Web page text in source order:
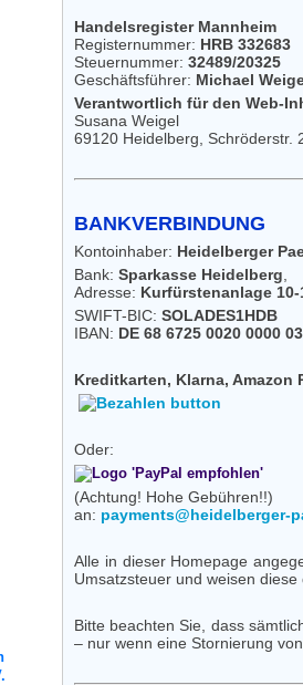
Handelsregister Mannheim
Registernummer: HRB 332683
Steuernummer: 32489/20325
Geschäftsführer: Michael
Verantwortlich für den Web-
Susana Weigel
69120 Heidelberg, Schröderstr.
BANKVERBINDUNG
Kontoinhaber: Heidelberger
Bank: Sparkasse Heidelberg
Adresse: Kurfürstenanlage
SWIFT-BIC: SOLADES1HDB
IBAN: DE 68 6725 0020 0000
Kreditkarten, Klarna, Amazon
Oder:
(Achtung! Hohe Gebühren!!)
an: payments@heidelberger-
Alle in dieser Homepage
Umsatzsteuer und weisen
Bitte beachten Sie, dass
– nur wenn eine Stornierung